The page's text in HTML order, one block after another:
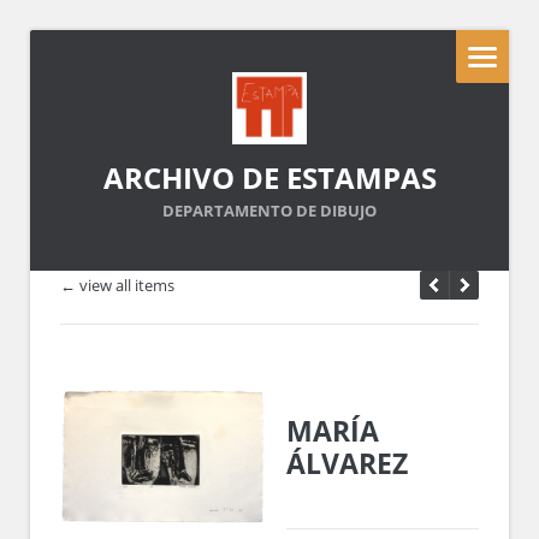
ARCHIVO DE ESTAMPAS
DEPARTAMENTO DE DIBUJO
← view all items
MARÍA
ÁLVAREZ